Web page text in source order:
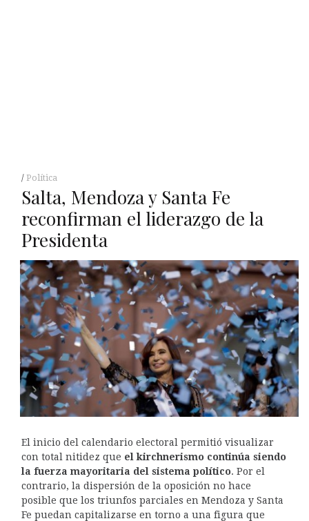
Política
Salta, Mendoza y Santa Fe
reconfirman el liderazgo de la
Presidenta
El inicio del calendario electoral permitió visualizar
con total nitidez que el kirchnerismo continúa siendo
la fuerza mayoritaria del sistema político. Por el
contrario, la dispersión de la oposición no hace
posible que los triunfos parciales en Mendoza y Santa
Fe puedan capitalizarse en torno a una figura que